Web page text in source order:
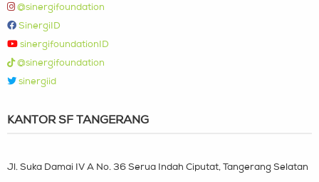
@sinergifoundation
SinergiID
sinergifoundationID
@sinergifoundation
sinergiid
KANTOR SF TANGERANG
Jl. Suka Damai IV A No. 36 Serua Indah Ciputat, Tangerang Selatan